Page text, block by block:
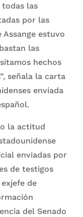
las
por las
Assange estuvo
las
hechos
señala la carta
enviada
la actitud
enviadas por
de testigos
de
del Senado